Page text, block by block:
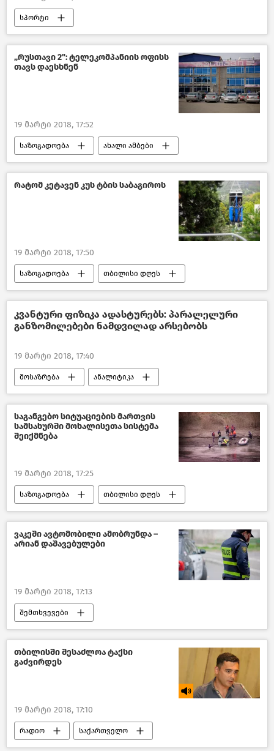
სპორტი
„რუსთავი 2": ტელეკომპანიის ოფისს
თავს დაესხნენ
19 მარტი 2018, 17:52
საზოგადოება ახალი ამბები
საქართველო
რატომ კეტავენ კუს ტბის საბაგიროს
19 მარტი 2018, 17:50
საზოგადოება თბილისი დღეს
საქართველო
კვანტური ფიზიკა ადასტურებს: პარალელური
განზომილებები ნამდვილად არსებობს
19 მარტი 2018, 17:40
მოსაზრება ანალიტიკა
საგანგებო სიტუაციების მართვის
სამსახურში მოხალისეთა სისტემა
შეიქმნება
19 მარტი 2018, 17:25
საზოგადოება თბილისი დღეს
საქართველო
ვაკეში ავტომობილი ამობრუნდა –
არიან დაშავებულები
19 მარტი 2018, 17:13
შემთხვევები
შემთხვევები საქართველოში –2018
საქართველო
თბილისში შესაძლოა ტაქსი
გაძვირდეს
19 მარტი 2018, 17:10
რადიო საქართველო